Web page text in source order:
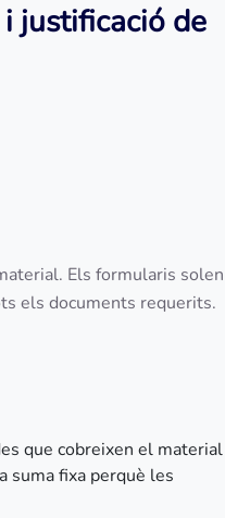
justificació de
Els formularis solen
els documents requerits.
que cobreixen el material
suma fixa perquè les